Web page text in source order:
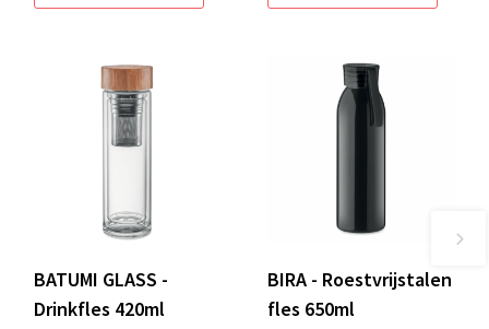
BATUMI GLASS -
Drinkfles 420ml
BIRA - Roestvrijstalen
fles 650ml